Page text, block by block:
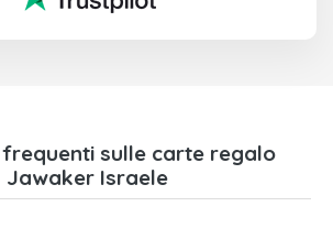
sulle carte regalo
Jawaker Israele